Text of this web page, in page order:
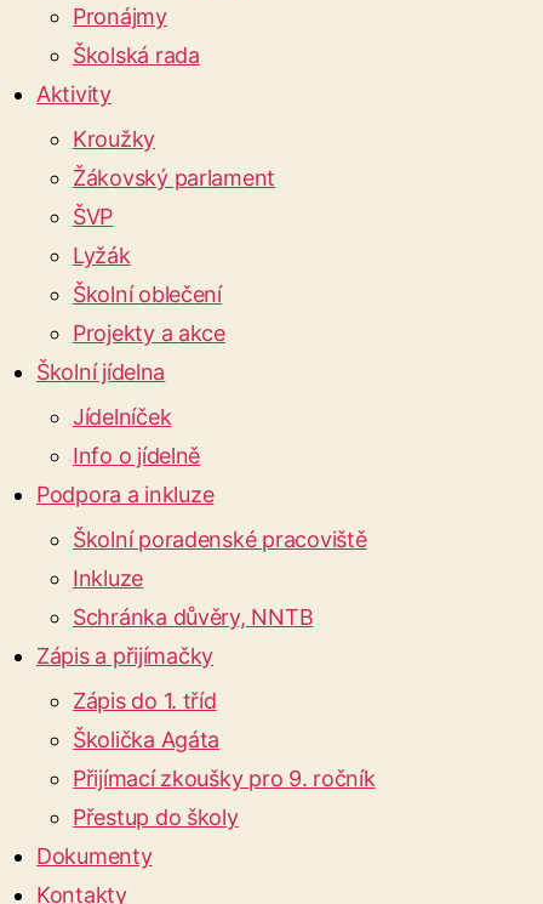
Pronájmy
Školská rada
Aktivity
Kroužky
Žákovský parlament
ŠVP
Lyžák
Školní oblečení
Projekty a akce
Školní jídelna
Jídelníček
Info o jídelně
Podpora a inkluze
Školní poradenské pracoviště
Inkluze
Schránka důvěry, NNTB
Zápis a přijímačky
Zápis do 1. tříd
Školička Agáta
Přijímací zkoušky pro 9. ročník
Přestup do školy
Dokumenty
Kontakty